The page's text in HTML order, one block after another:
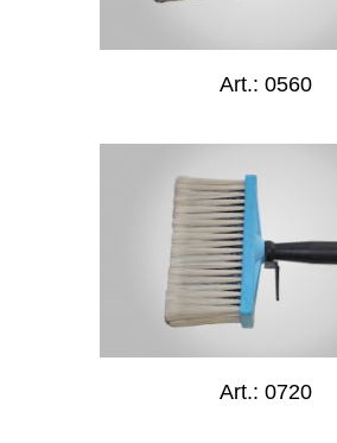
Art.: 0560
Art.: 0720